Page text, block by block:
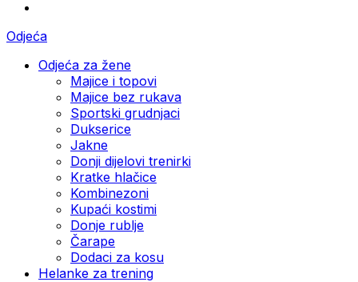
Odjeća
Odjeća za žene
Majice i topovi
Majice bez rukava
Sportski grudnjaci
Dukserice
Jakne
Donji dijelovi trenirki
Kratke hlačice
Kombinezoni
Kupaći kostimi
Donje rublje
Čarape
Dodaci za kosu
Helanke za trening